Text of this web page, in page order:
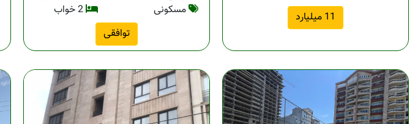
11 میلیارد
مسکونی
2 خواب
توافقی